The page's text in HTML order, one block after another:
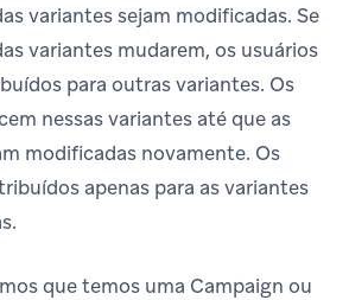
variantes sejam modificadas. Se
variantes mudarem, os usuários
para outras variantes. Os
nessas variantes até que as
modificadas novamente. Os
apenas para as variantes
que temos uma Campaign ou